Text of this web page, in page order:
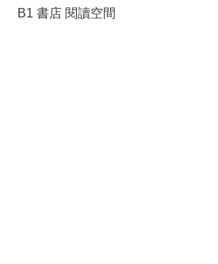
B1 書店 閱讀空間